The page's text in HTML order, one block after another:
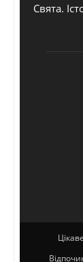
Свята.
Цікаве